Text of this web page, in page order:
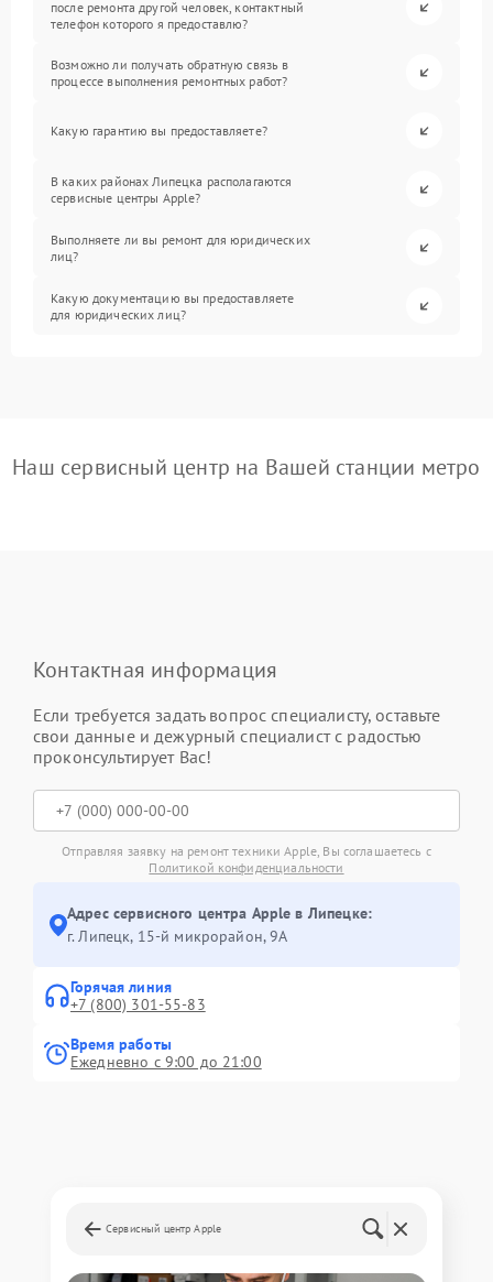
после ремонта другой человек, контактный
телефон которого я предоставлю?
Возможно ли получать обратную связь в
процессе выполнения ремонтных работ?
Какую гарантию вы предоставляете?
В каких районах Липецка располагаются
сервисные центры Apple?
Выполняете ли вы ремонт для юридических
лиц?
Какую документацию вы предоставляете
для юридических лиц?
Наш сервисный центр на Вашей станции метро
Контактная информация
Если требуется задать вопрос специалисту, оставьте
свои данные и дежурный специалист с радостью
проконсультирует Вас!
Отправляя заявку на ремонт техники Apple, Вы соглашаетесь с
Политикой конфиденциальности
Адрес сервисного центра Apple в Липецке:
г. Липецк, 15-й микрорайон, 9А
Горячая линия
+7 (800) 301-55-83
Время работы
Ежедневно с 9:00 до 21:00
Сервисный центр Apple